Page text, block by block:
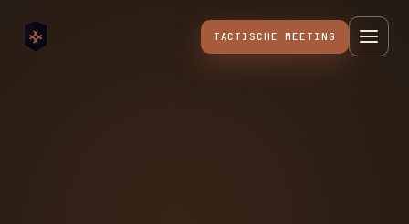
TACTISCHE MEETING